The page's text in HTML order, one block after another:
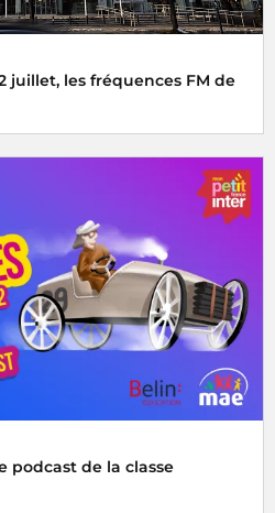
juillet, les fréquences FM de
podcast de la classe